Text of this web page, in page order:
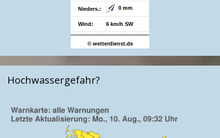
Nieders.: 0 mm
Wind: 6 km/h SW
© wetterdienst.de
Hochwassergefahr?